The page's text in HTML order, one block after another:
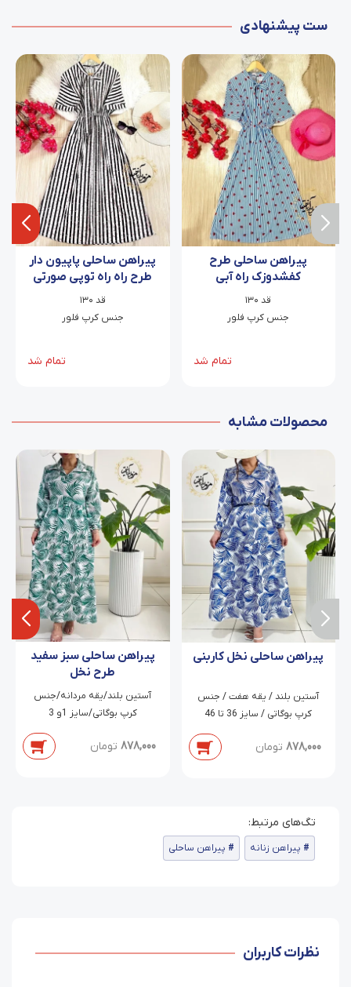
ست پیشنهادی
پیراهن ساحلی طرح
کفشدوزک راه آبی
قد ۱۳۰
جنس کرپ فلور
تمام شد
پیراهن ساحلی پاپیون دار
طرح راه راه توپی صورتی
قد ۱۳۰
جنس کرپ فلور
تمام شد
محصولات مشابه
پیراهن ساحلی نخل کاربنی
آستین بلند / یقه هفت / جنس
کرپ بوگاتی / سایز 36 تا 46
878,000 تومان
پیراهن ساحلی سبز سفید
طرح نخل
آستین بلند/یقه مردانه/جنس
کرپ بوگاتی/سایز 1و 3
878,000 تومان
پیراهن زنانه پیراهن ساحلی
نظرات کاربران